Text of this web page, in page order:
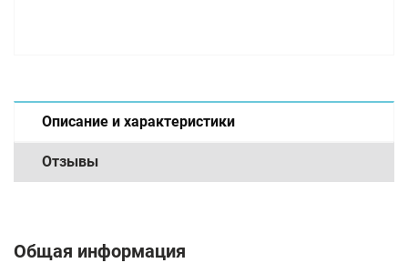
Описание и характеристики
Отзывы
Общая информация